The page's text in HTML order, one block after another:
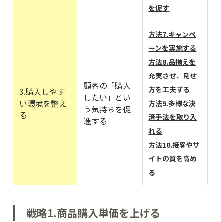
を促す
3.購入しやす
い環境を整え
る
顧客の「購入
したい」とい
う気持ちを促
進する
方法7.キャンペ
ーンを実施する
方法8.品揃えを
充実させ、見せ
方を工夫する
方法9.多様な決
済手法を取り入
れる
方法10.接客やサ
イトの質を高め
る
戦略1.商品購入単価を上げる